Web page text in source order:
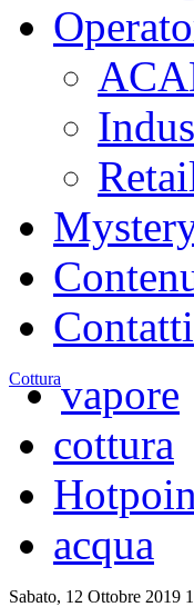
Contatti
Cotturavapore
cottura
acqua
Sabato, 12 Ottobre 2019